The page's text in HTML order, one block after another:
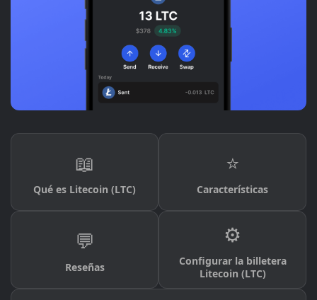
📖
Qué es Litecoin (LTC)
⭐
Características
💬
Reseñas
⚙️
Configurar la billetera
Litecoin (LTC)